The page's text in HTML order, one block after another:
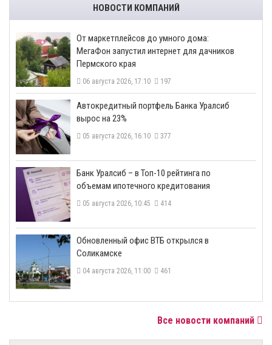
НОВОСТИ КОМПАНИЙ
От маркетплейсов до умного дома:
МегаФон запустил интернет для дачников
Пермского края
06 августа 2026, 17:10 197
​Автокредитный портфель Банка Уралсиб
вырос на 23%
05 августа 2026, 16:10 377
​Банк Уралсиб – в Топ-10 рейтинга по
объемам ипотечного кредитования
05 августа 2026, 10:45 414
​Обновленный офис ВТБ открылся в
Соликамске
04 августа 2026, 11:00 461
Все новости компаний